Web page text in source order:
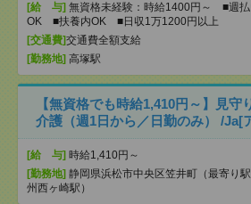
[給 与] 無資格未経験：時給1400円～ ■週
OK ■扶養内OK ■日収1万1200円以上
[交通費]交通費全額支給
[勤務地] 高塚駅
【無資格でも時給1,410円～】見守
介護（週1日から／日勤のみ） /Ja[
[給 与] 時給1,410円～
[勤務地] 静岡県浜松市中央区笠井町（最寄り
州西ヶ崎駅）